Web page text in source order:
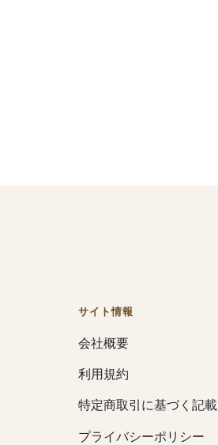
サイト情報
会社概要
利用規約
特定商取引に基づく記載
プライバシーポリシー